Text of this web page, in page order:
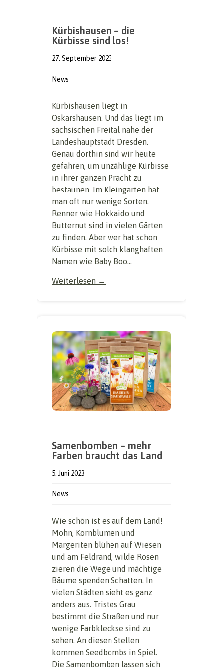
Kürbishausen – die
Kürbisse sind los!
27. September 2023
News
Kürbishausen liegt in
Oskarshausen. Und das liegt im
sächsischen Freital nahe der
Landeshauptstadt Dresden.
Genau dorthin sind wir heute
gefahren, um unzählige Kürbisse
in ihrer ganzen Pracht zu
bestaunen. Im Kleingarten hat
man oft nur wenige Sorten.
Renner wie Hokkaido und
Butternut sind in vielen Gärten
zu finden. Aber wer hat schon
Kürbisse mit solch klanghaften
Namen wie Baby Boo...
Weiterlesen →
Samenbomben – mehr
Farben braucht das Land
5. Juni 2023
News
Wie schön ist es auf dem Land!
Mohn, Kornblumen und
Margeriten blühen auf Wiesen
und am Feldrand, wilde Rosen
zieren die Wege und mächtige
Bäume spenden Schatten. In
vielen Städten sieht es ganz
anders aus. Tristes Grau
bestimmt die Straßen und nur
wenige Farbkleckse sind zu
sehen. An diesen Stellen
kommen Seedbombs in Spiel.
Die Samenbomben lassen sich